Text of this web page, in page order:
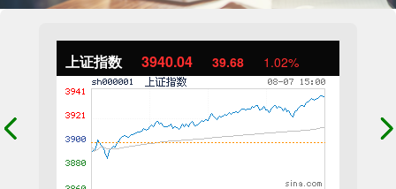
上证指数 3940.04 39.68 1.02%